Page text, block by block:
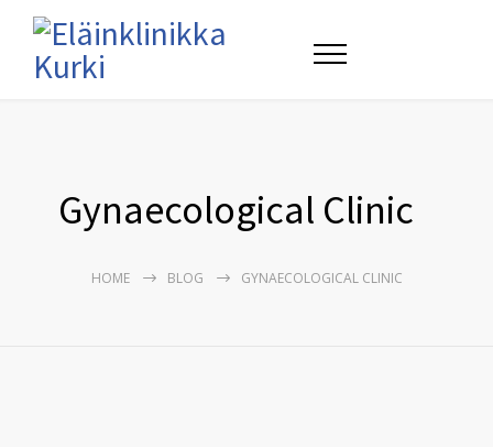
Gynaecological Clinic
HOME BLOG GYNAECOLOGICAL CLINIC